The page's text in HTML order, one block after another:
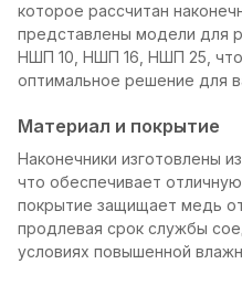
которое рассчитан
представлены модели для
НШП 10, НШП 16, НШП 25,
оптимальное решение для
Материал и покрытие
Наконечники изготовлены
что обеспечивает
покрытие защищает медь
продлевая срок службы
условиях повышенной